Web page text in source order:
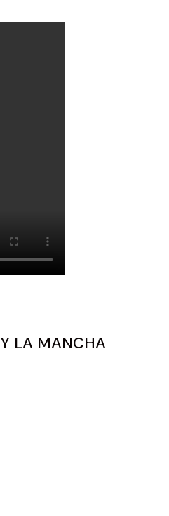
LA MANCHA